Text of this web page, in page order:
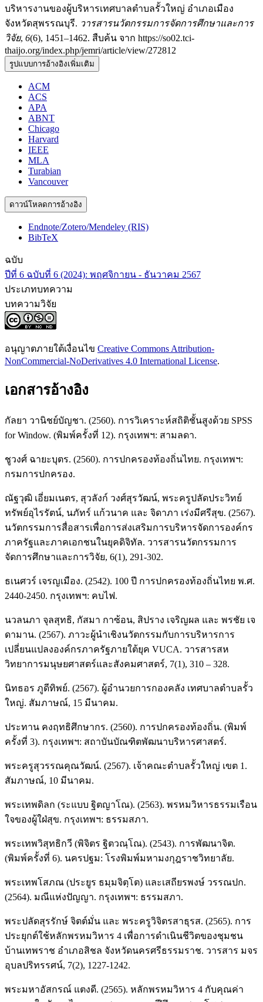
บริหารงานของผู้บริหารเทศบาลตำบลรั้วใหญ่ อำเภอเมือง
จังหวัดสุพรรณบุรี. วารสารนวัตกรรมการจัดการศึกษาและการ
วิจัย, 6(6), 1451–1462. สืบค้น จาก https://so02.tci-
thaijo.org/index.php/jemri/article/view/272812
รูปแบบการอ้างอิงเพิ่มเติม
ACM
ACS
APA
ABNT
Chicago
Harvard
IEEE
MLA
Turabian
Vancouver
ดาวน์โหลดการอ้างอิง
Endnote/Zotero/Mendeley (RIS)
BibTeX
ฉบับ
ปีที่ 6 ฉบับที่ 6 (2024): พฤศจิกายน - ธันวาคม 2567
ประเภทบทความ
บทความวิจัย
อนุญาตภายใต้เงื่อนไข Creative Commons Attribution-
NonCommercial-NoDerivatives 4.0 International License.
เอกสารอ้างอิง
กัลยา วานิชย์บัญชา. (2560). การวิเคราะห์สถิติชั้นสูงด้วย SPSS
for Window. (พิมพ์ครั้งที่ 12). กรุงเทพฯ: สามลดา.
ชูวงศ์ ฉายะบุตร. (2560). การปกครองท้องถิ่นไทย. กรุงเทพฯ:
กรมการปกครอง.
ณัฐวุฒิ เอี่ยมเนตร, สุวลังก์ วงศ์สุรวัฒน์, พระครูปลัดประวิทย์
ทรัพย์อุไรรัตน์, นภัทร์ แก้วนาค และ จิดาภา เร่งมีศรีสุข. (2567).
นวัตกรรมการสื่อสารเพื่อการส่งเสริมการบริหารจัดการองค์กร
ภาครัฐและภาคเอกชนในยุคดิจิทัล. วารสารนวัตกรรมการ
จัดการศึกษาและการวิจัย, 6(1), 291-302.
ธเนศวร์ เจรญเมือง. (2542). 100 ปี การปกครองท้องถิ่นไทย พ.ศ.
2440-2450. กรุงเทพฯ: คบไฟ.
นวลนภา จุลสุทธิ, กัสมา กาซ้อน, สิปราง เจริญผล และ พรชัย เจ
ดามาน. (2567). ภาวะผู้นำเชิงนวัตกรรมกับการบริหารการ
เปลี่ยนแปลงองค์กรภาครัฐภายใต้ยุค VUCA. วารสารสห
วิทยาการมนุษยศาสตร์และสังคมศาสตร์, 7(1), 310 – 328.
นิทธอร ภูดีทิพย์. (2567). ผู้อำนวยการกองคลัง เทศบาลตำบลรั้ว
ใหญ่. สัมภาษณ์, 15 มีนาคม.
ประทาน คงฤทธิศึกษากร. (2560). การปกครองท้องถิ่น. (พิมพ์
ครั้งที่ 3). กรุงเทพฯ: สถาบันบัณฑิตพัฒนาบริหารศาสตร์.
พระครูสุวรรณคุณวัฒน์. (2567). เจ้าคณะตำบลรั้วใหญ่ เขต 1.
สัมภาษณ์, 10 มีนาคม.
พระเทพดิลก (ระแบบ ฐิตญาโณ). (2563). พรหมวิหารธรรมเรือน
ใจของผู้ใฝ่สุข. กรุงเทพฯ: ธรรมสภา.
พระเทพวิสุทธิกวี (พิจิตร ฐิตวณฺโณ). (2543). การพัฒนาจิต.
(พิมพ์ครั้งที่ 6). นครปฐม: โรงพิมพ์มหามงกุฎราชวิทยาลัย.
พระเทพโสภณ (ประยูร ธมฺมจิตฺโต) และเสถียรพงษ์ วรรณปก.
(2564). มณีแห่งปัญญา. กรุงเทพฯ: ธรรมสภา.
พระปลัดสุรรักษ์ จิตต์มั่น และ พระครูวิจิตรสาธุรส. (2565). การ
ประยุกต์ใช้หลักพรหมวิหาร 4 เพื่อการดำเนินชีวิตของชุมชน
บ้านเทพราช อำเภอสิชล จังหวัดนครศรีธรรมราช. วารสาร มจร
อุบลปริทรรศน์, 7(2), 1227-1242.
พระมหาอัสกรณ์ แตงดี. (2565). หลักพรหมวิหาร 4 กับคุณค่า